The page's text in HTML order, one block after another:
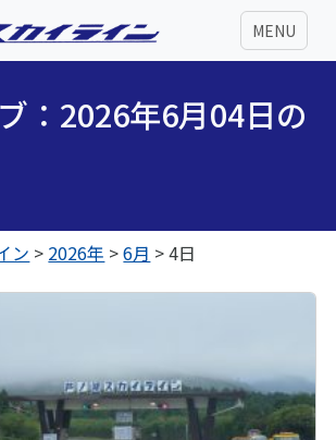
MENU
：2026年6月04日の
ン > 2026年 >6月 >4日